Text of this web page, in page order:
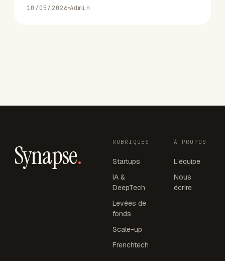
10/05/2026 Admin
Synapse. RUBRIQUES
Startups
IA &
DeepTech
Levées de
fonds
Scale-up
Frenchtech
À PROPOS
L'équipe
Nous
écrire